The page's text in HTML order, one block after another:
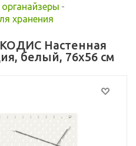
-
хранения
Настенная
белый, 76x56 см